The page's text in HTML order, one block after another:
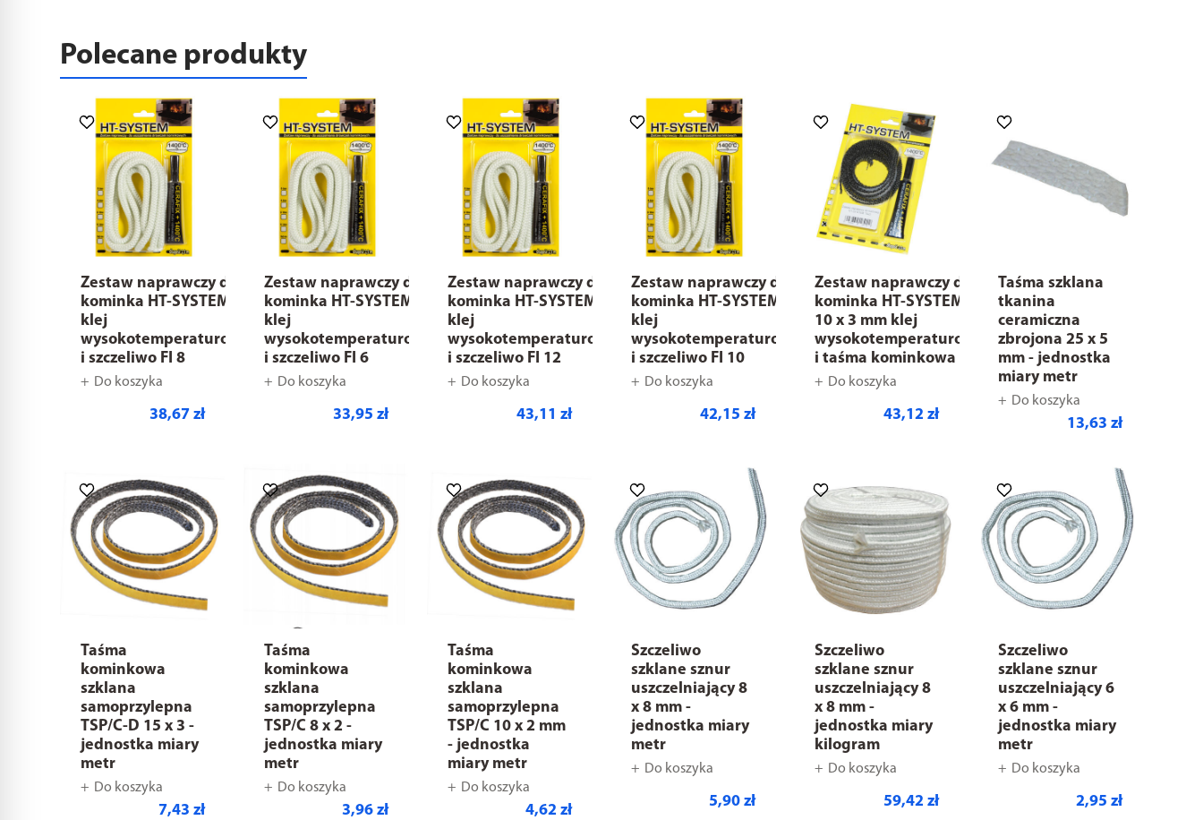
Polecane produkty
Zestaw naprawczy do
kominka HT-SYSTEM
klej
wysokotemperaturowy
i szczeliwo FI 8
Do koszyka
38,67 zł
Zestaw naprawczy do
kominka HT-SYSTEM
klej
wysokotemperaturowy
i szczeliwo FI 6
Do koszyka
33,95 zł
Zestaw naprawczy do
kominka HT-SYSTEM
klej
wysokotemperaturowy
i szczeliwo FI 12
Do koszyka
43,11 zł
Zestaw naprawczy do
kominka HT-SYSTEM
klej
wysokotemperaturowy
i szczeliwo FI 10
Do koszyka
42,15 zł
Zestaw naprawczy do
kominka HT-SYSTEM
10 x 3 mm klej
wysokotemperaturowy
i taśma kominkowa
Do koszyka
43,12 zł
Taśma szklana
tkanina
ceramiczna
zbrojona 25 x 5
mm - jednostka
miary metr
Do koszyka
13,63 zł
Taśma
kominkowa
szklana
samoprzylepna
TSP/C-D 15 x 3 -
jednostka miary
metr
Do koszyka
7,43 zł
Taśma
kominkowa
szklana
samoprzylepna
TSP/C 8 x 2 -
jednostka miary
metr
Do koszyka
3,96 zł
Taśma
kominkowa
szklana
samoprzylepna
TSP/C 10 x 2 mm
- jednostka
miary metr
Do koszyka
4,62 zł
Szczeliwo
szklane sznur
uszczelniający 8
x 8 mm -
jednostka miary
metr
Do koszyka
5,90 zł
Szczeliwo
szklane sznur
uszczelniający 8
x 8 mm -
jednostka miary
kilogram
Do koszyka
59,42 zł
Szczeliwo
szklane sznur
uszczelniający 6
x 6 mm -
jednostka miary
metr
Do koszyka
2,95 zł